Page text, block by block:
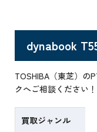
dynabook
TOSHIBA（東芝）の
クへご相談ください！
買取ジャンル